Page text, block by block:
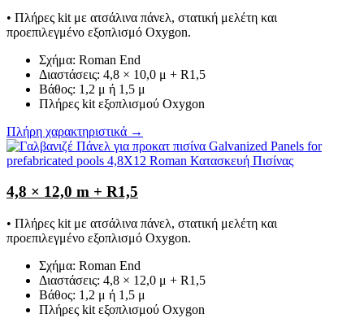
• Πλήρες kit με ατσάλινα πάνελ, στατική μελέτη και
προεπιλεγμένο εξοπλισμό Oxygon.
Σχήμα: Roman End
Διαστάσεις: 4,8 × 10,0 μ + R1,5
Βάθος: 1,2 μ ή 1,5 μ
Πλήρες kit εξοπλισμού Oxygon
Πλήρη χαρακτηριστικά →
4,8 × 12,0 m + R1,5
• Πλήρες kit με ατσάλινα πάνελ, στατική μελέτη και
προεπιλεγμένο εξοπλισμό Oxygon.
Σχήμα: Roman End
Διαστάσεις: 4,8 × 12,0 μ + R1,5
Βάθος: 1,2 μ ή 1,5 μ
Πλήρες kit εξοπλισμού Oxygon